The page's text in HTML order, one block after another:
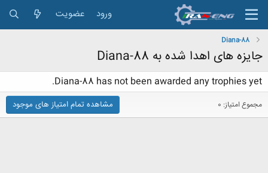
ورود عضویت
Diana-88
جایزه های اهدا شده به Diana-88
Diana-88 has not been awarded any trophies yet.
مجموع امتیاز: 0 مشاهده تمام امتیاز های موجود